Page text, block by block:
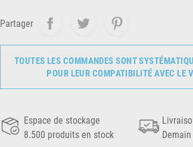
Partager
TOUTES LES COMMANDES SONT
POUR LEUR COMPATIBILITÉ AVEC LE
Espace de stockage
8.500 produits en stock